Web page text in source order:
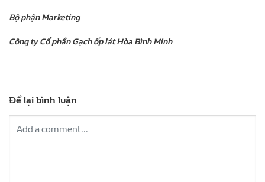
Bộ phận Marketing
Công ty Cổ phần Gạch ốp lát Hòa Bình Minh
Để lại bình luận